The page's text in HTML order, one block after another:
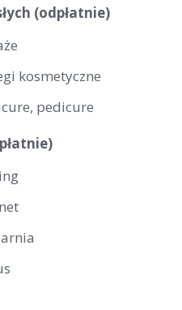
(odpłatnie)
kosmetyczne
pedicure